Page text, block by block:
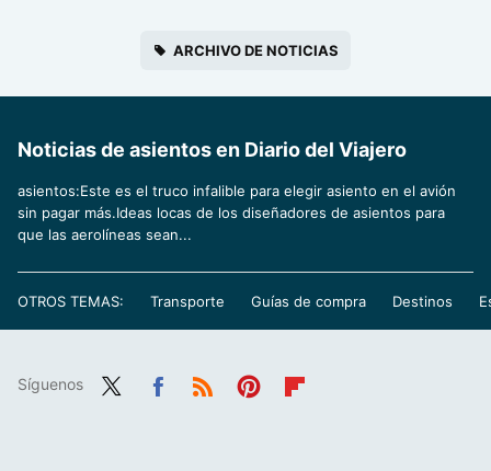
ARCHIVO DE NOTICIAS
Noticias de asientos en Diario del Viajero
asientos:Este es el truco infalible para elegir asiento en el avión
sin pagar más.Ideas locas de los diseñadores de asientos para
que las aerolíneas sean...
OTROS TEMAS: Transporte Guías de compra Destinos
Síguenos